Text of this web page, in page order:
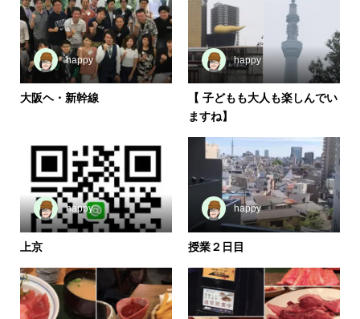
happy
大阪ヘ・新幹線
happy
【 子どもも大人も楽しんでい
ますね】
happy
上京
happy
授業２日目